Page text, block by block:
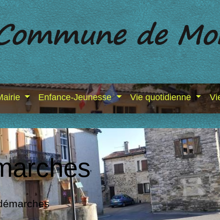
Enfance-Jeunesse Vie quotidienne